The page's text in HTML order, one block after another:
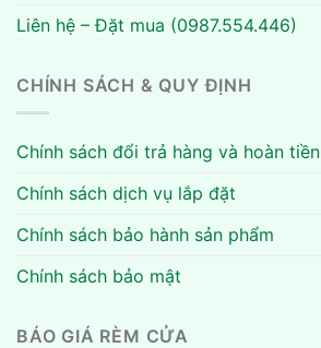
Liên hệ – Đặt mua (0987.554.446)
CHÍNH SÁCH & QUY ĐỊNH
Chính sách đổi trả hàng và hoàn tiền
Chính sách dịch vụ lắp đặt
Chính sách bảo hành sản phẩm
Chính sách bảo mật
BÁO GIÁ RÈM CỬA